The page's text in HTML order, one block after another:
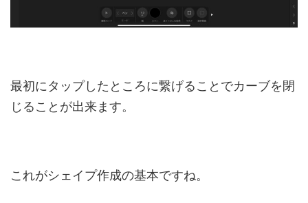
最初にタップしたところに繋げることでカーブを閉
じることが出来ます。
これがシェイプ作成の基本ですね。